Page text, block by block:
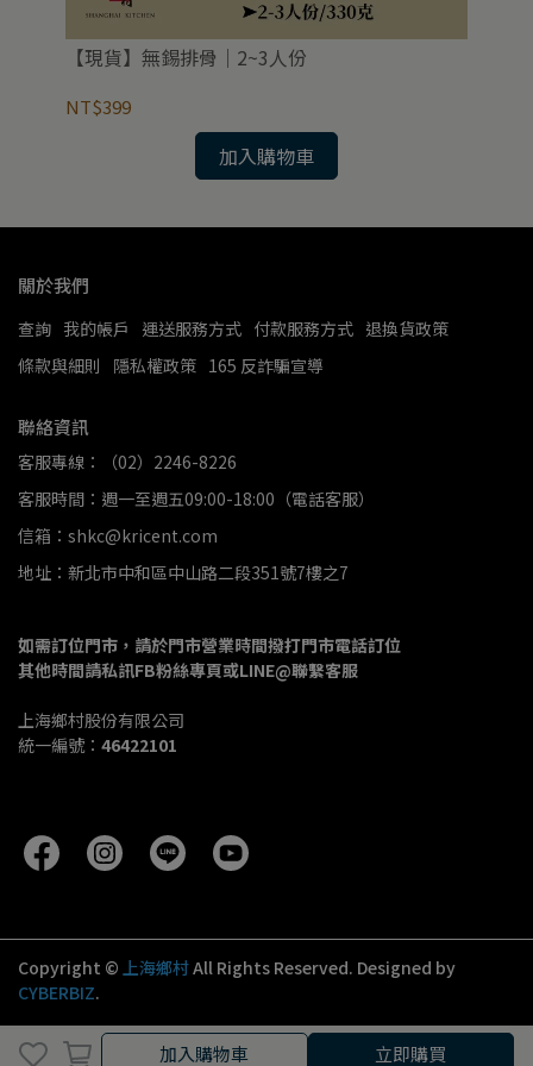
加入購物車 立即購買
【現貨】無錫排骨｜2~3人份
NT$399
加入購物車
關於我們
查詢 我的帳戶 運送服務方式 付款服務方式 退換貨政策
條款與細則
隱私權政策 165 反詐騙宣導
聯絡資訊
客服專線：（02）2246-8226
客服時間：週一至週五09:00-18:00（電話客服）
信箱：shkc@kricent.com
地址：新北市中和區中山路二段351號7樓之7
如需訂位門市，請於門市營業時間撥打門市電話訂位
其他時間請私訊FB粉絲專頁或LINE@聯繫客服
上海鄉村股份有限公司
統一編號： 46422101
Copyright © 上海鄉村All Rights Reserved. Designed by
CYBERBIZ.